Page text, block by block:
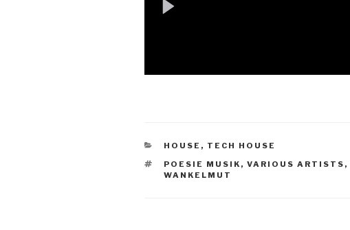
KATEGORIEN
HOUSE , TECH HOUSE
SCHLAGWÖRTER
POESIE MUSIK , VARIOUS ARTISTS ,
WANKELMUT